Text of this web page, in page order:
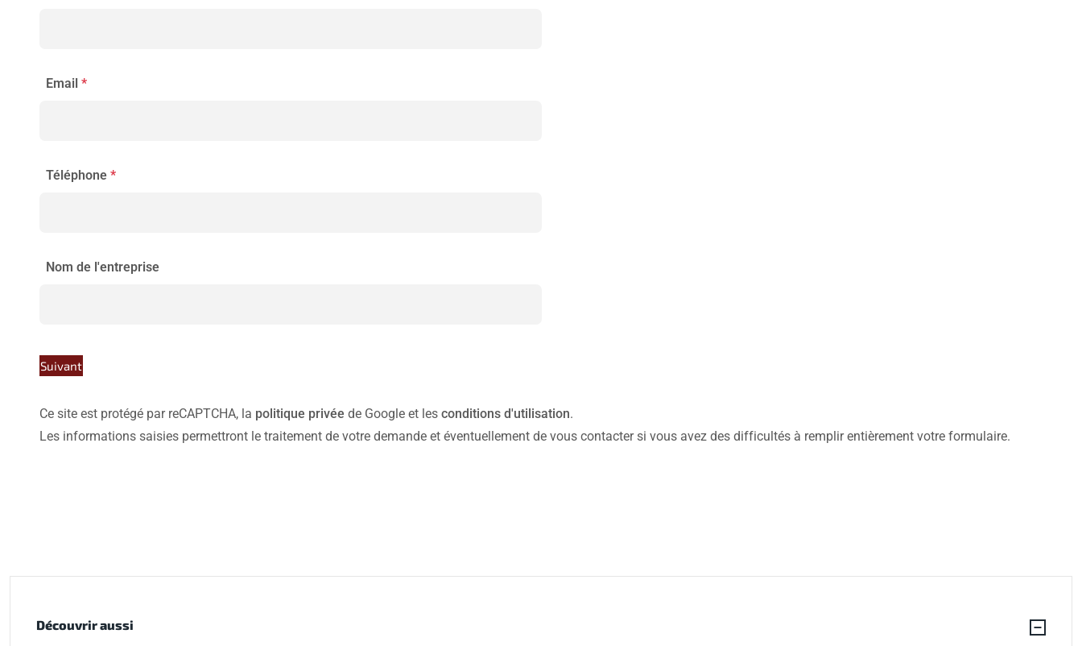
Email *
Téléphone*
Nom de l'entreprise
Suivant
Ce site est protégé par reCAPTCHA, la politique privée de Google et lesconditions d'utilisation.
Les informations saisies permettront le traitement de votre demande et éventuellement de vous contacter si vous avez des difficultés à remplir entièrement votre formulaire.
Découvrir aussi